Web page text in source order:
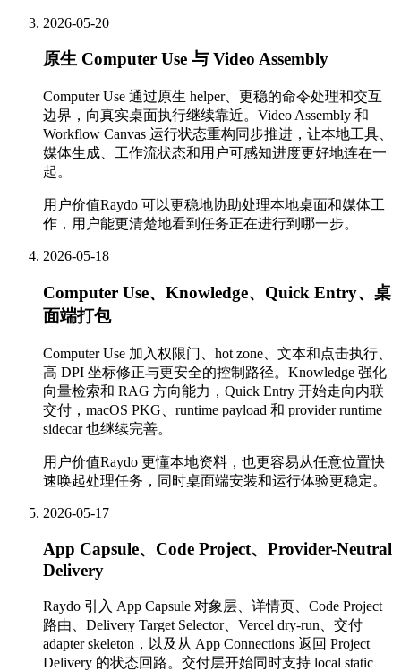
2026-05-20
原生 Computer Use 与 Video Assembly
Computer Use 通过原生 helper、更稳的命令处理和交互
边界，向真实桌面执行继续靠近。Video Assembly 和
Workflow Canvas 运行状态重构同步推进，让本地工具、
媒体生成、工作流状态和用户可感知进度更好地连在一
起。
用户价值Raydo 可以更稳地协助处理本地桌面和媒体工
作，用户能更清楚地看到任务正在进行到哪一步。
2026-05-18
Computer Use、Knowledge、Quick Entry、桌
面端打包
Computer Use 加入权限门、hot zone、文本和点击执行、
高 DPI 坐标修正与更安全的控制路径。Knowledge 强化
向量检索和 RAG 方向能力，Quick Entry 开始走向内联
交付，macOS PKG、runtime payload 和 provider runtime
sidecar 也继续完善。
用户价值Raydo 更懂本地资料，也更容易从任意位置快
速唤起处理任务，同时桌面端安装和运行体验更稳定。
2026-05-17
App Capsule、Code Project、Provider-Neutral
Delivery
Raydo 引入 App Capsule 对象层、详情页、Code Project
路由、Delivery Target Selector、Vercel dry-run、交付
adapter skeleton，以及从 App Connections 返回 Project
Delivery 的状态回路。交付层开始同时支持 local static